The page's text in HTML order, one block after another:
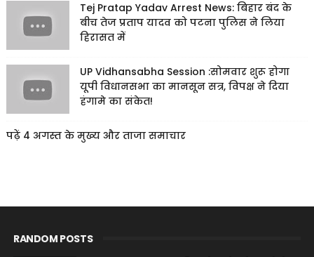
Tej Pratap Yadav Arrest News: बिहार बंद के
बीच तेज प्रताप यादव को पटना पुलिस ने लिया
हिरासत में
UP Vidhansabha Session :सोमवार शुरू होगा
यूपी विधानसभा का मानसून सत्र, विपक्ष ने दिया
हंगामे का संकेत!
पढ़ें 4 अगस्त के मुख्य और ताजा समाचार
RANDOM POSTS